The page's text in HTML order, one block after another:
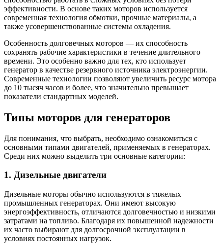
эффективности. В основе таких моторов используется
современная технология обмотки, прочные материалы, а
также усовершенствованные системы охладения.
Особенность долговечных моторов — их способность
сохранять рабочие характеристики в течение длительного
времени. Это особенно важно для тех, кто использует
генератор в качестве резервного источника электроэнергии.
Современные технологии позволяют увеличить ресурс мотора
до 10 тысяч часов и более, что значительно превышает
показатели стандартных моделей.
Типы моторов для генераторов
Для понимания, что выбрать, необходимо ознакомиться с
основными типами двигателей, применяемых в генераторах.
Среди них можно выделить три основные категории:
1. Дизельные двигатели
Дизельные моторы обычно используются в тяжелых
промышленных генераторах. Они имеют высокую
энергоэффективность, отличаются долговечностью и низкими
затратами на топливо. Благодаря их повышенной надежности
их часто выбирают для долгосрочной эксплуатации в
условиях постоянных нагрузок.